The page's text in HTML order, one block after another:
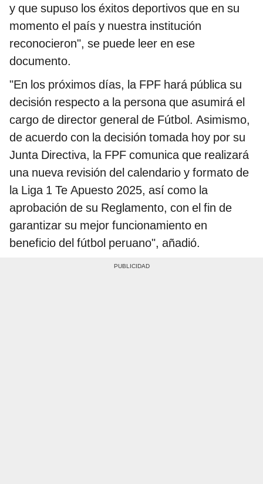
y que supuso los éxitos deportivos que en su
momento el país y nuestra institución
reconocieron", se puede leer en ese
documento.
"En los próximos días, la FPF hará pública su
decisión respecto a la persona que asumirá el
cargo de director general de Fútbol. Asimismo,
de acuerdo con la decisión tomada hoy por su
Junta Directiva, la FPF comunica que realizará
una nueva revisión del calendario y formato de
la Liga 1 Te Apuesto 2025, así como la
aprobación de su Reglamento, con el fin de
garantizar su mejor funcionamiento en
beneficio del fútbol peruano", añadió.